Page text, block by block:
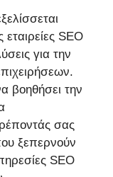
SEO
για την
βοηθήσει την
σας
ξεπερνούν
SEO